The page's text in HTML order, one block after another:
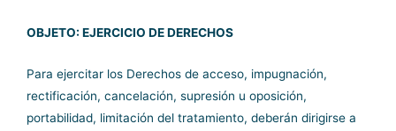
OBJETO: EJERCICIO DE DERECHOS
Para ejercitar los Derechos de acceso, impugnación,
rectificación, cancelación, supresión u oposición,
portabilidad, limitación del tratamiento, deberán dirigirse a